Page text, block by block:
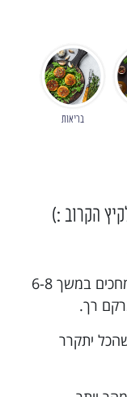
בריאות
הקרוב :)
2. מניחים מעל סיר של מים רותחים ומחכים במשך 6-8
רך.
יתקרר